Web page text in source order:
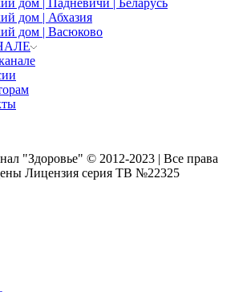
дом | Абхазия
дом | Васюково
"Здоровье" © 2012-2023 | Все права
Лицензия серия ТВ №22325